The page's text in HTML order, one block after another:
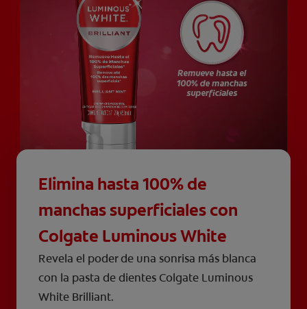
Elimina hasta 100% de
manchas superficiales con
Colgate Luminous White
Revela el poder de una sonrisa más blanca
con la pasta de dientes Colgate Luminous
White Brilliant.